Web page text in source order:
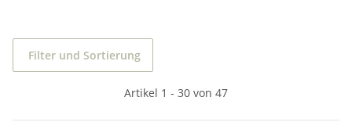
Filter und Sortierung
Artikel 1 - 30 von 47